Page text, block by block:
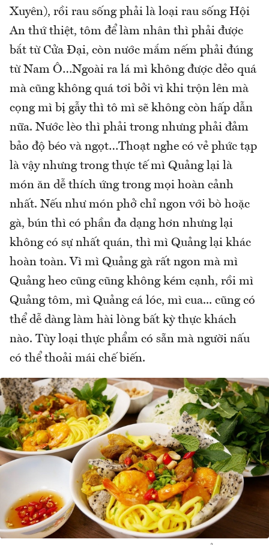
Xuyên), rồi rau sống phải là loại rau sống Hội
An thứ thiệt, tôm để làm nhân thì phải được
bắt từ Cửa Đại, còn nước mắm nếm phải đúng
từ Nam Ô…Ngoài ra lá mì không được dẻo quá
mà cũng không quá tơi bởi vì khi trộn lên mà
cọng mì bị gẫy thì tô mì sẽ không còn hấp dẫn
nữa. Nước lèo thì phải trong nhưng phải đảm
bảo độ béo và ngọt…Thoạt nghe có vẻ phức tạp
là vậy nhưng trong thực tế mì Quảng lại là
món ăn dễ thích ứng trong mọi hoàn cảnh
nhất. Nếu như món phở chỉ ngon với bò hoặc
gà, bún thì có phần đa dạng hơn nhưng lại
không có sự nhất quán, thì mì Quảng lại khác
hoàn toàn. Vì mì Quảng gà rất ngon mà mì
Quảng heo cũng cũng không kém cạnh, rồi mì
Quảng tôm, mì Quảng cá lóc, mì cua... cũng có
thể dễ dàng làm hài lòng bất kỳ thực khách
nào. Tùy loại thực phẩm có sẵn mà người nấu
có thể thoải mái chế biến.